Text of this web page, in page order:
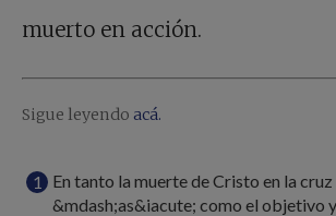
muerto en acción.
Sigue leyendo acá.
En tanto la muerte de Cristo en la cruz
&mdash;as&iacute; como el objetivo